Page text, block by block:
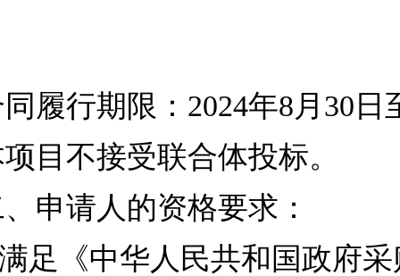
履行期限： 2024年8月30日
目不接受联合体投标。
申请人的资格要求：
足《中华人民共和国政府